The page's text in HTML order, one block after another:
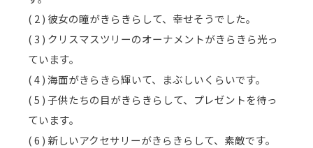
( 2 ) 彼女の瞳がきらきらして、幸せそうでした。
( 3 ) クリスマスツリーのオーナメントがきらきら光っ
ています。
( 4 ) 海面がきらきら輝いて、まぶしいくらいです。
( 5 ) 子供たちの目がきらきらして、プレゼントを待っ
ています。
( 6 ) 新しいアクセサリーがきらきらして、素敵です。